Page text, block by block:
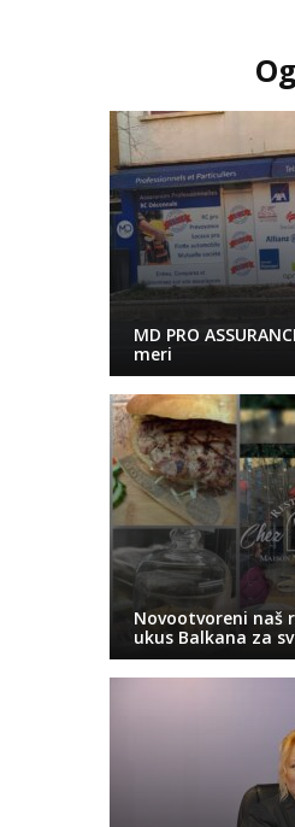
MD PRO
meri
Novootvoreni naš
ukus Balkana za